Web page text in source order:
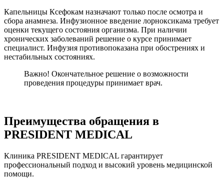
Капельницы Ксефокам назначают только после осмотра и
сбора анамнеза. Инфузионное введение лорноксикама требует
оценки текущего состояния организма. При наличии
хронических заболеваний решение о курсе принимает
специалист. Инфузия противопоказана при обострениях и
нестабильных состояниях.
Важно! Окончательное решение о возможности
проведения процедуры принимает врач.
Преимущества обращения в
PRESIDENT MEDICAL
Клиника PRESIDENT MEDICAL гарантирует
профессиональный подход и высокий уровень медицинской
помощи.